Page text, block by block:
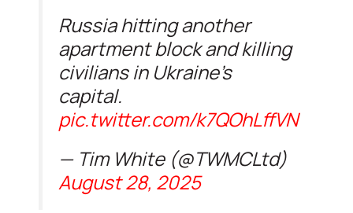
Russia hitting another
apartment block and killing
civilians in Ukraine’s
capital.
pic.twitter.com/k7QOhLffVN
— Tim White (@TWMCLtd)
August 28, 2025